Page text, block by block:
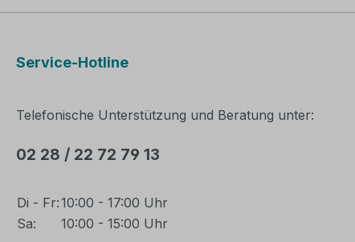
Service-Hotline
Telefonische Unterstützung und Beratung unter:
02 28 / 22 72 79 13
Di - Fr:10:00 - 17:00 Uhr
Sa:
10:00 - 15:00 Uhr